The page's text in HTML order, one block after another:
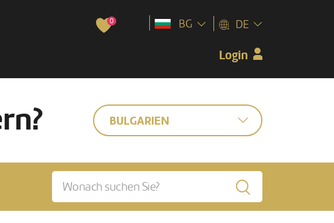
0
Login
BG DE
BULGARIEN